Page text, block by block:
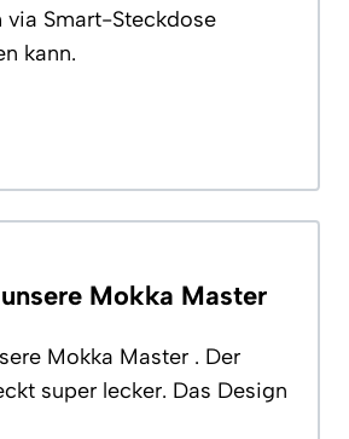
via Smart-Steckdose
kann.
Mokka Master
Mokka Master . Der
super lecker. Das Design